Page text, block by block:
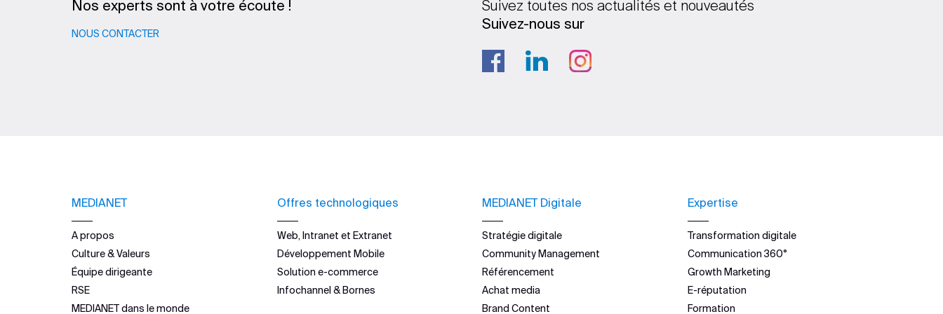
Nos experts sont à votre écoute !
NOUS CONTACTER
Suivez toutes nos actualités et nouveautés
Suivez-nous sur
MEDIANET
A propos
Culture & Valeurs
Équipe dirigeante
RSE
MEDIANET dans le monde
Offres technologiques
Web, Intranet et Extranet
Développement Mobile
Solution e-commerce
Infochannel & Bornes
MEDIANET Digitale
Stratégie digitale
Community Management
Référencement
Achat media
Brand Content
Expertise
Transformation digitale
Communication 360°
Growth Marketing
E-réputation
Formation